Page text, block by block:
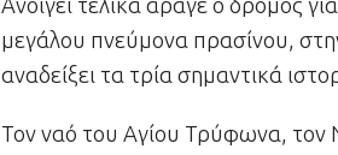
Ανοίγει τελικά άραγε ο δρόμος
μεγάλου πνεύμονα πρασίνου,
αναδείξει τα τρία σημαντικά
Τον ναό του Αγίου Τρύφωνα, τον